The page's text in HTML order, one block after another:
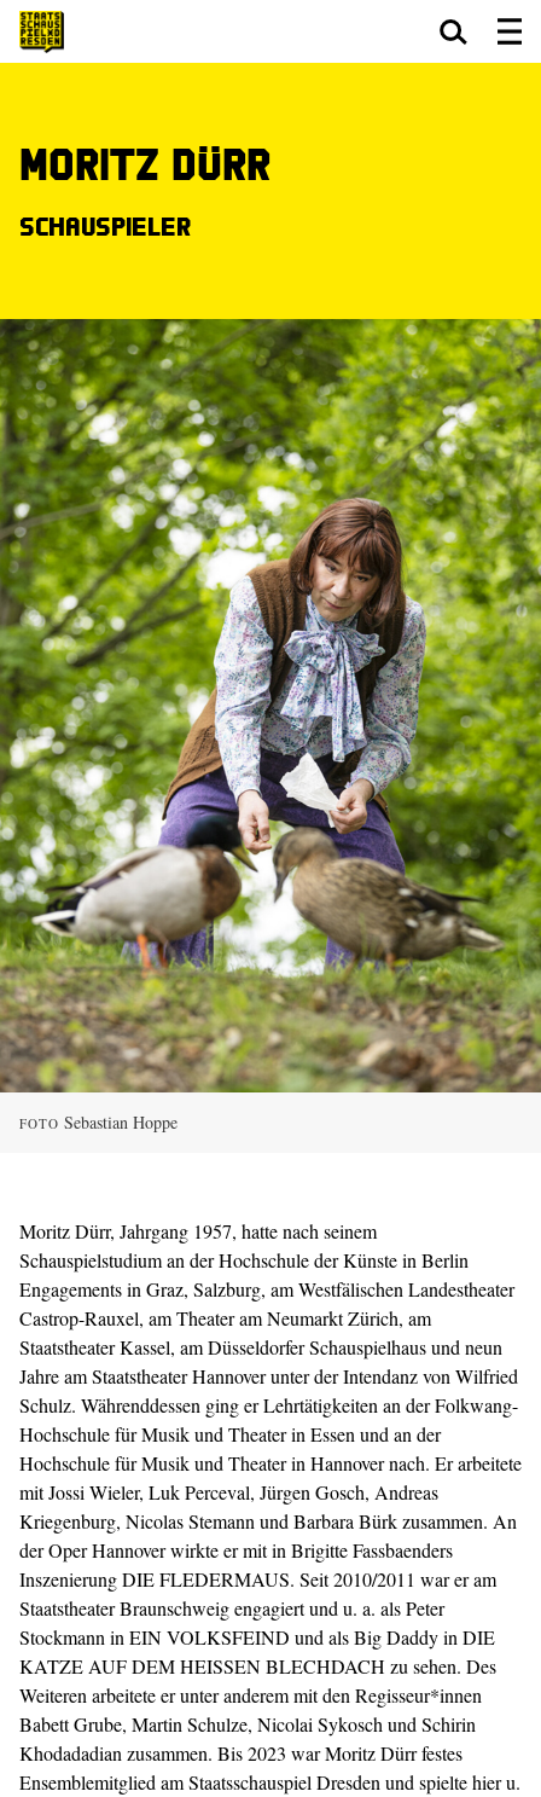
Moritz Dürr
Schauspieler
FOTO Sebastian Hoppe
Moritz Dürr, Jahrgang 1957, hatte nach seinem
Schauspielstudium an der Hochschule der Künste in Berlin
Engagements in Graz, Salzburg, am Westfälischen Landestheater
Castrop-Rauxel, am Theater am Neumarkt Zürich, am
Staatstheater Kassel, am Düsseldorfer Schauspielhaus und neun
Jahre am Staatstheater Hannover unter der Intendanz von Wilfried
Schulz. Währenddessen ging er Lehrtätigkeiten an der Folkwang-
Hochschule für Musik und Theater in Essen und an der
Hochschule für Musik und Theater in Hannover nach. Er arbeitete
mit Jossi Wieler, Luk Perceval, Jürgen Gosch, Andreas
Kriegenburg, Nicolas Stemann und Barbara Bürk zusammen. An
der Oper Hannover wirkte er mit in Brigitte Fassbaenders
Inszenierung DIE FLEDERMAUS. Seit 2010/2011 war er am
Staatstheater Braunschweig engagiert und u. a. als Peter
Stockmann in EIN VOLKSFEIND und als Big Daddy in DIE
KATZE AUF DEM HEISSEN BLECHDACH zu sehen. Des
Weiteren arbeitete er unter anderem mit den Regisseur*innen
Babett Grube, Martin Schulze, Nicolai Sykosch und Schirin
Khodadadian zusammen. Bis 2023 war Moritz Dürr festes
Ensemblemitglied am Staatsschauspiel Dresden und spielte hier u.